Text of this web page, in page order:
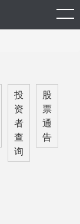
投
资
者
查
询
股
票
通
告